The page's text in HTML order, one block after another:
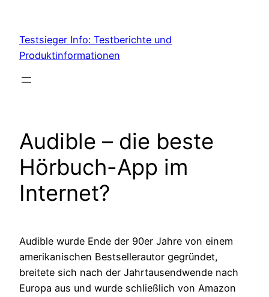
content
Testsieger Info: Testberichte und
Produktinformationen
Audible – die beste
Hörbuch-App im
Internet?
Audible wurde Ende der 90er Jahre von einem
amerikanischen Bestsellerautor gegründet,
breitete sich nach der Jahrtausendwende nach
Europa aus und wurde schließlich von Amazon